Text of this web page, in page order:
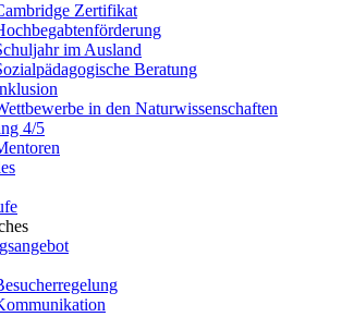
Zertifikat
im Ausland
Beratung
in den Naturwissenschaften
4/5